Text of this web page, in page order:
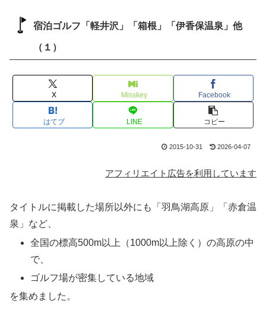
宿泊ゴルフ「軽井沢」「箱根」「伊香保温泉」他
（１）
X Misskey Facebook
はてブ LINE コピー
2015-10-31 2026-04-07
アフィリエイト広告を利用しています
タイトルに掲載した場所以外にも「羽鳥湖高原」「赤倉温
泉」など、
全国の標高500m以上（1000m以上除く）の高原の中
で、
ゴルフ場が密集している地域
を集めました。